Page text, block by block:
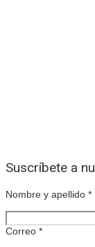
Suscríbete a
Nombre y apellido *
Correo *